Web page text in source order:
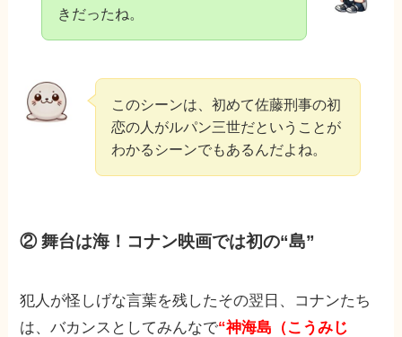
きだったね。
このシーンは、初めて佐藤刑事の初
恋の人がルパン三世だということが
わかるシーンでもあるんだよね。
② 舞台は海！コナン映画では初の“島”
犯人が怪しげな言葉を残したその翌日、コナンたち
は、バカンスとしてみんなで“神海島（こうみじ